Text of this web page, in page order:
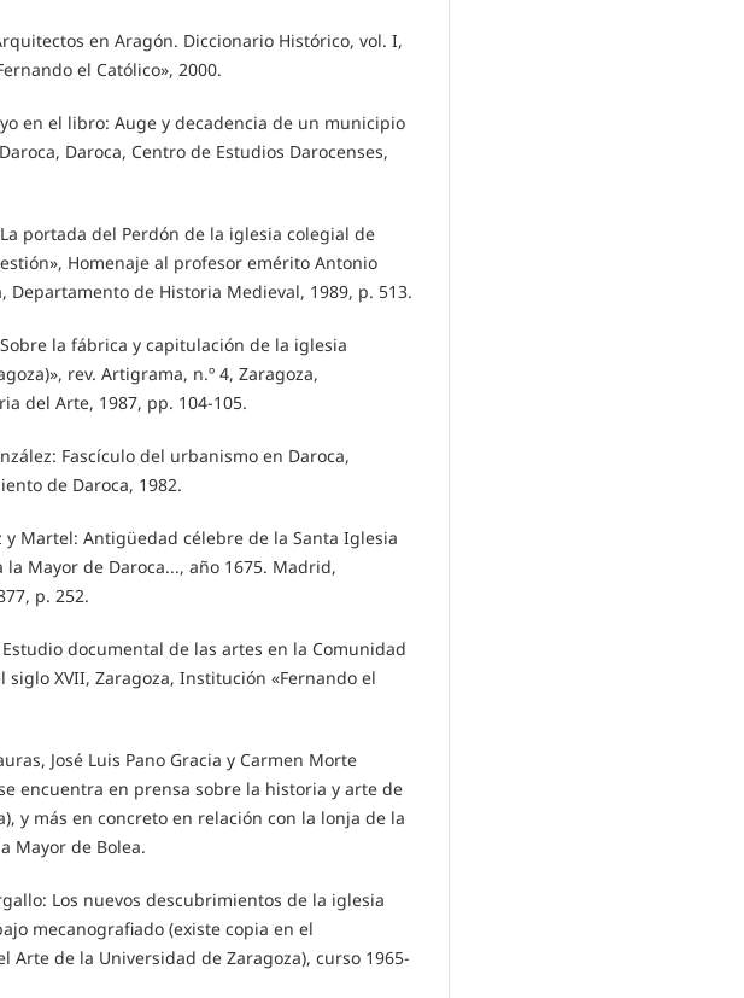
en Aragón. Diccionario Histórico, vol. I,
el Católico», 2000.
en el libro: Auge y decadencia de un municipio
Daroca, Centro de Estudios Darocenses,
portada del Perdón de la iglesia colegial de
Homenaje al profesor emérito Antonio
Departamento de Historia Medieval, 1989, p. 513.
la fábrica y capitulación de la iglesia
rev. Artigrama, n.º 4, Zaragoza,
del Arte, 1987, pp. 104-105.
Fascículo del urbanismo en Daroca,
de Daroca, 1982.
y Martel: Antigüedad célebre de la Santa Iglesia
la Mayor de Daroca..., año 1675. Madrid,
p. 252.
documental de las artes en la Comunidad
XVII, Zaragoza, Institución «Fernando el
José Luis Pano Gracia y Carmen Morte
encuentra en prensa sobre la historia y arte de
y más en concreto en relación con la lonja de la
Mayor de Bolea.
Los nuevos descubrimientos de la iglesia
mecanografiado (existe copia en el
Arte de la Universidad de Zaragoza), curso 1965-